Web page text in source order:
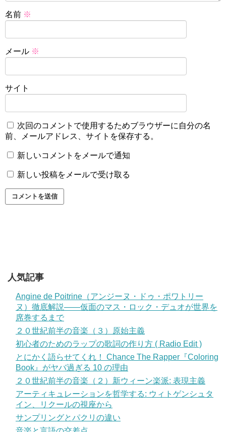
名前 ※
メール ※
サイト
次回のコメントで使用するためブラウザーに自分の名
前、メールアドレス、サイトを保存する。
新しいコメントをメールで通知
新しい投稿をメールで受け取る
人気記事
Angine de Poitrine（アンジーヌ・ドゥ・ポワトリー
ヌ）徹底解説——仮面のマス・ロック・デュオが世界を
席巻するまで
２０世紀前半の音楽（３）原始主義
初心者のためのラップの歌詞の作り方 ( Radio Edit )
とにかく語らせてくれ！ Chance The Rapper『Coloring
Book』がヤバ過ぎる 10 の理由
２０世紀前半の音楽（２）新ウィーン楽派: 表現主義
アーティキュレーションを哲学する: ウィトゲンシュタ
イン、リクールの視座から
サンプリングとパクリの違い